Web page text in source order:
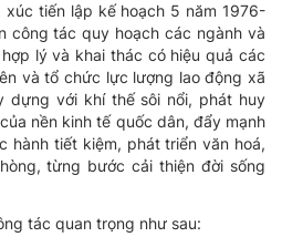
tiến lập kế hoạch 5 năm 1976-
công tác quy hoạch các ngành và
lý và khai thác có hiệu quả các
và tổ chức lực lượng lao động xã
dựng với khí thế sôi nổi, phát huy
nền kinh tế quốc dân, đẩy mạnh
hành tiết kiệm, phát triển văn hoá,
từng bước cải thiện đời sống
tác quan trọng như sau: